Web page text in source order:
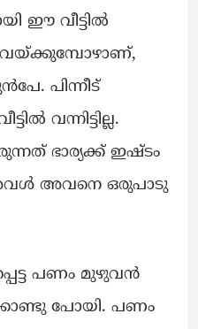
ഈ വീട്ടിൽ
വയ്ക്കുമ്പോഴാണ്,
പിന്നീട്
വന്നിട്ടില്ല.
ഭാര്യക്ക് ഇഷ്ടം
അവനെ ഒരുപാടു
പണം മുഴുവൻ
പോയി. പണം